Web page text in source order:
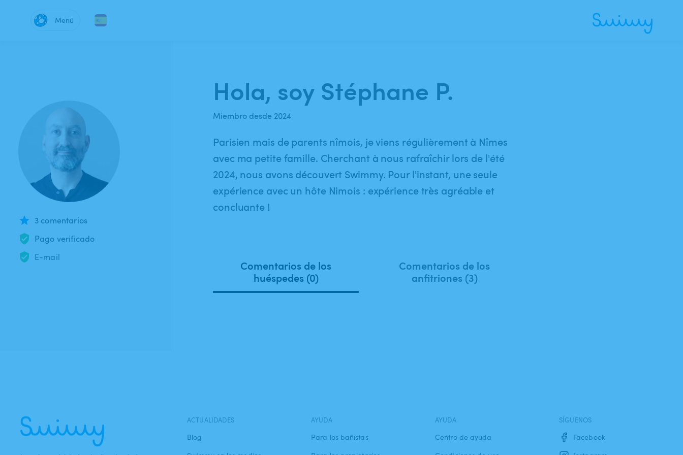
Menú
3 comentarios
Pago verificado
E-mail
Hola, soy Stéphane P.
Miembro desde 2024
Parisien mais de parents nîmois, je viens régulièrement à Nîmes
avec ma petite famille. Cherchant à nous rafraîchir lors de l'été
2024, nous avons découvert Swimmy. Pour l'instant, une seule
expérience avec un hôte Nimois : expérience très agréable et
concluante !
Comentarios de los
huéspedes (0)
Comentarios de los
anfitriones (3)
ACTUALIDADES
Blog
AYUDA
Para los bañistas
AYUDA
Centro de ayuda
SÍGUENOS
Facebook